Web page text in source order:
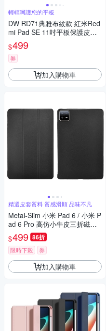
輕輕呵護您的平板
DW RD71典雅布紋款 紅米Red
mi Pad SE 11吋平板保護皮套
(附精緻觸控筆)
$499
券
加入購物車
精選皮套質料 質感滑順 品味不凡
Metal-Slim 小米 Pad 6 / 小米 P
ad 6 Pro 高仿小牛皮三折磁吸
站立皮套
$499 86折
限時下殺 券
加入購物車